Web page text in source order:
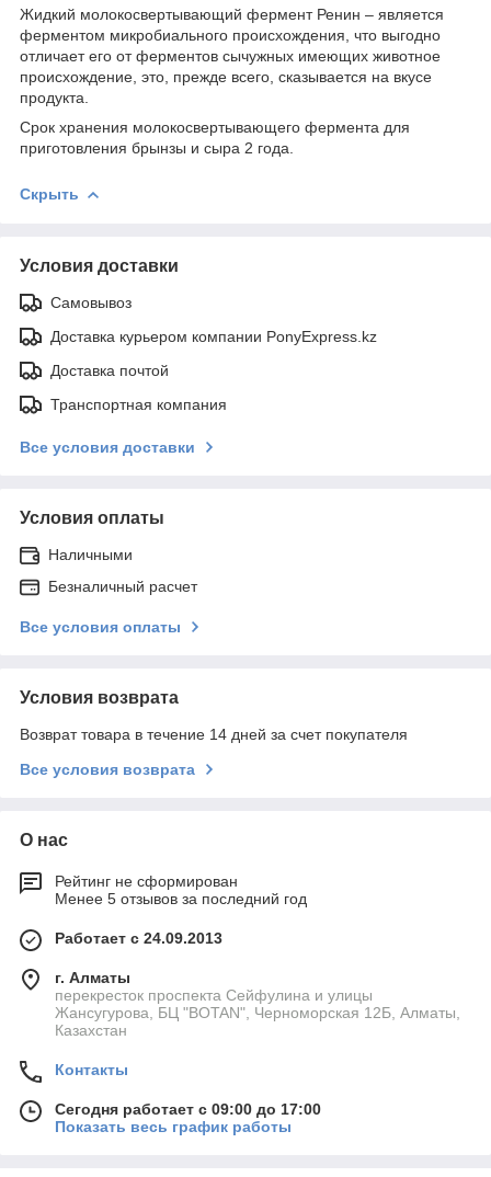
Жидкий молокосвертывающий фермент Ренин – является
ферментом микробиального происхождения, что выгодно
отличает его от ферментов сычужных имеющих животное
происхождение, это, прежде всего, сказывается на вкусе
продукта.
Срок хранения молокосвертывающего фермента для
приготовления брынзы и сыра 2 года.
Скрыть
Условия доставки
Самовывоз
Доставка курьером компании PonyExpress.kz
Доставка почтой
Транспортная компания
Все условия доставки
Условия оплаты
Наличными
Безналичный расчет
Все условия оплаты
Условия возврата
Возврат товара в течение 14 дней за счет покупателя
Все условия возврата
О нас
Рейтинг не сформирован
Менее 5 отзывов за последний год
Работает с 24.09.2013
г. Алматы
перекресток проспекта Сейфулина и улицы
Жансугурова, БЦ "BOTAN", Черноморская 12Б, Алматы,
Казахстан
Контакты
Сегодня работает с 09:00 до 17:00
Показать весь график работы